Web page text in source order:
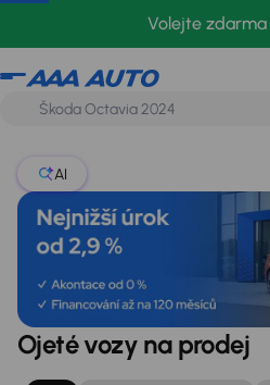
Volejte zdarma
AI
Ojeté vozy na prodej